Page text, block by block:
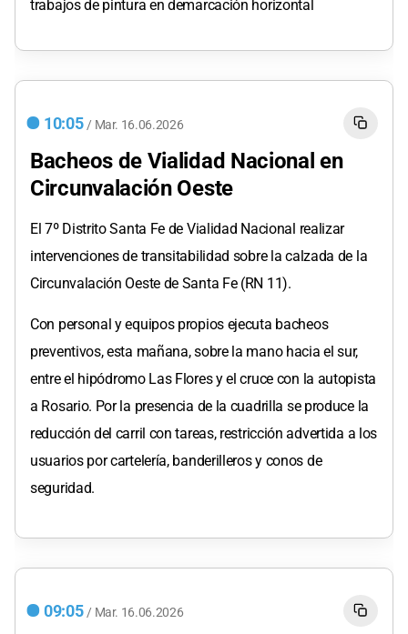
trabajos de pintura en demarcación horizontal
10:05 / Mar. 16.06.2026
Bacheos de Vialidad Nacional en
Circunvalación Oeste
El 7º Distrito Santa Fe de Vialidad Nacional realizar
intervenciones de transitabilidad sobre la calzada de la
Circunvalación Oeste de Santa Fe (RN 11).
Con personal y equipos propios ejecuta bacheos
preventivos, esta mañana, sobre la mano hacia el sur,
entre el hipódromo Las Flores y el cruce con la autopista
a Rosario. Por la presencia de la cuadrilla se produce la
reducción del carril con tareas, restricción advertida a los
usuarios por cartelería, banderilleros y conos de
seguridad.
09:05 / Mar. 16.06.2026